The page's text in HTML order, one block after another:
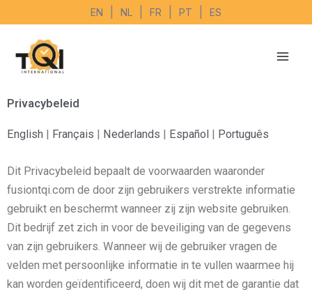
naar
inhoud
EN NL FR PT ES
Privacybeleid
English | Français | Nederlands | Español | Português
Dit Privacybeleid bepaalt de voorwaarden waaronder
fusiontqi.com de door zijn gebruikers verstrekte informatie
gebruikt en beschermt wanneer zij zijn website gebruiken.
Dit bedrijf zet zich in voor de beveiliging van de gegevens
van zijn gebruikers. Wanneer wij de gebruiker vragen de
velden met persoonlijke informatie in te vullen waarmee hij
kan worden geïdentificeerd, doen wij dit met de garantie dat